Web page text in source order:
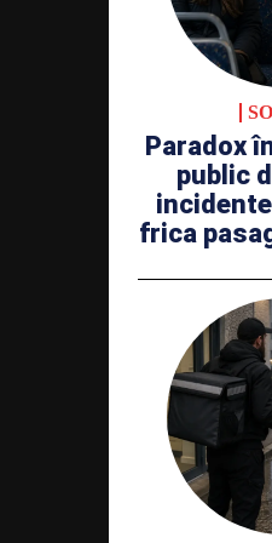
Paradox
public
frica